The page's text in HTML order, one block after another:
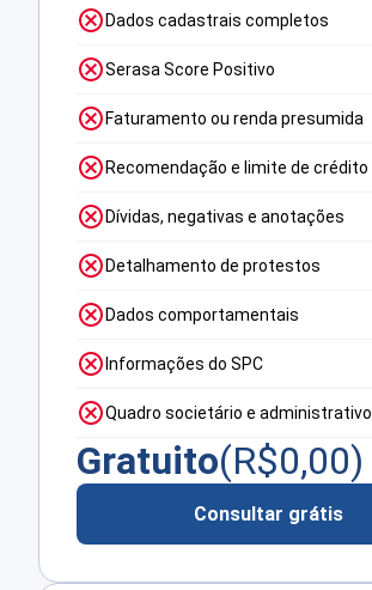
Dados cadastrais completos
Serasa Score Positivo
Faturamento ou renda presumida
Recomendação e limite de crédito
Dívidas, negativas e anotações
Detalhamento de protestos
Dados comportamentais
Informações do SPC
Quadro societário e administrativo
Gratuito(R$0,00)
Consultar grátis